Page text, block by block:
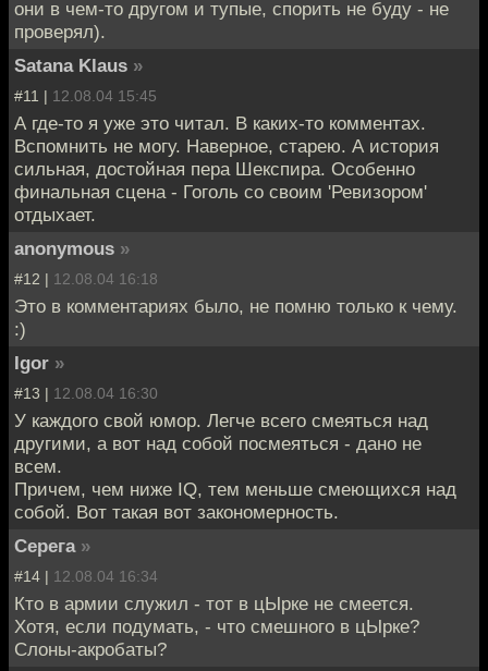
они в чем-то другом и тупые, спорить не буду - не
проверял).
Satana Klaus »
#11 | 12.08.04 15:45
А где-то я уже это читал. В каких-то комментах.
Вспомнить не могу. Наверное, старею. А история
сильная, достойная пера Шекспира. Особенно
финальная сцена - Гоголь со своим 'Ревизором'
отдыхает.
anonymous »
#12 | 12.08.04 16:18
Это в комментариях было, не помню только к чему.
:)
Igor »
#13 | 12.08.04 16:30
У каждого свой юмор. Легче всего смеяться над
другими, а вот над собой посмеяться - дано не
всем.
Причем, чем ниже IQ, тем меньше смеющихся над
собой. Вот такая вот закономерность.
Серега »
#14 | 12.08.04 16:34
Кто в армии служил - тот в цЫрке не смеется.
Хотя, если подумать, - что смешного в цЫрке?
Слоны-акробаты?